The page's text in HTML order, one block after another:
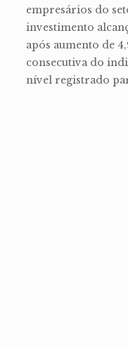
empresários do
investimento
após aumento de
consecutiva do
nível registrado